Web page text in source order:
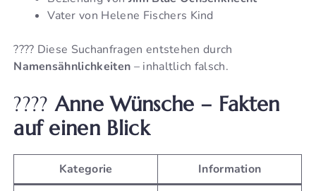
Vater von Helene Fischers Kind
???? Diese Suchanfragen entstehen durch
Namensähnlichkeiten – inhaltlich falsch.
????Anne Wünsche – Fakten
auf einen Blick
Kategorie
Information